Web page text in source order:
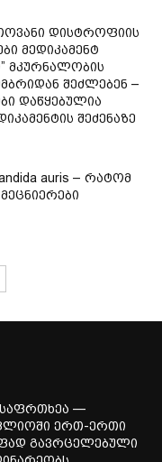
დისტროფიის
მედიკამენტ
მკურნალობის
შეძლებენ –
დაწყებულია
შეძენაზე
auris – რატომ
—
ერთ-ერთი
გავრცელებული